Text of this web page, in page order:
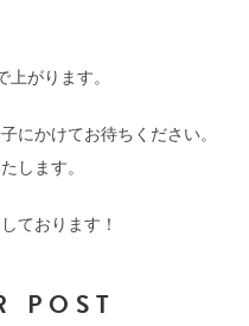
がります。
にかけてお待ちください。
します。
ております！
POST